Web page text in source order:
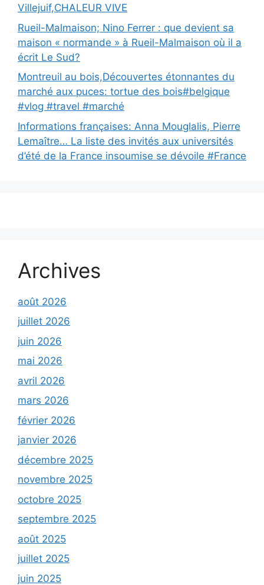
Villejuif,CHALEUR VIVE
Rueil-Malmaison; Nino Ferrer : que devient sa
maison « normande » à Rueil-Malmaison où il a
écrit Le Sud?
Montreuil au bois,Découvertes étonnantes du
marché aux puces: tortue des bois#belgique
#vlog #travel #marché
Informations françaises: Anna Mouglalis, Pierre
Lemaître… La liste des invités aux universités
d’été de la France insoumise se dévoile #France
Archives
août 2026
juillet 2026
juin 2026
mai 2026
avril 2026
mars 2026
février 2026
janvier 2026
décembre 2025
novembre 2025
octobre 2025
septembre 2025
août 2025
juillet 2025
juin 2025